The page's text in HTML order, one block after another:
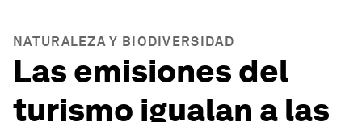
NATURALEZA Y BIODIVERSIDAD
Las emisiones del
turismo igualan a las